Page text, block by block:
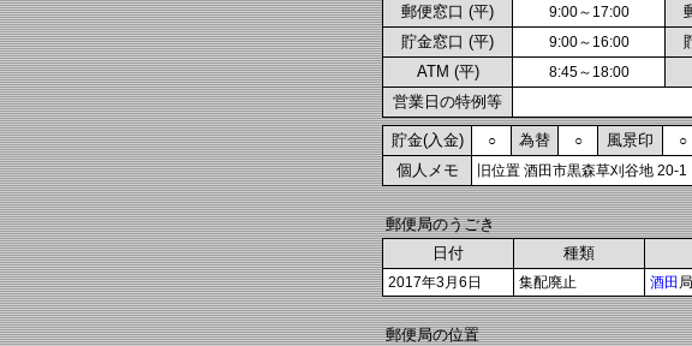
郵便窓口 (平) 9:00～17:00
貯金窓口 (平) 9:00～16:00
ATM (平) 8:45～18:00
営業日の特例等
貯金(入金) ○ 為替 ○ 風景印 ○
個人メモ 旧位置 酒田市黒森草刈谷地
郵便局のうごき
日付
種類
2017年3月6日 集配廃止 酒田
郵便局の位置